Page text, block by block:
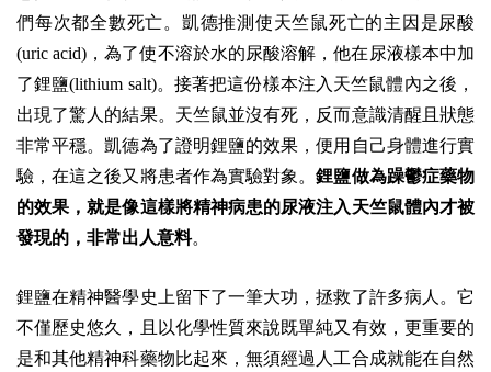
們每次都全數死亡。凱德推測使天竺鼠死亡的主因是尿酸
(uric acid)，為了使不溶於水的尿酸溶解，他在尿液樣本中加
了鋰鹽(lithium salt)。接著把這份樣本注入天竺鼠體內之後，
出現了驚人的結果。天竺鼠並沒有死，反而意識清醒且狀態
非常平穩。凱德為了證明鋰鹽的效果，便用自己身體進行實
驗，在這之後又將患者作為實驗對象。鋰鹽做為躁鬱症藥物
的效果，就是像這樣將精神病患的尿液注入天竺鼠體內才被
發現的，非常出人意料。
鋰鹽在精神醫學史上留下了一筆大功，拯救了許多病人。它
不僅歷史悠久，且以化學性質來說既單純又有效，更重要的
是和其他精神科藥物比起來，無須經過人工合成就能在自然